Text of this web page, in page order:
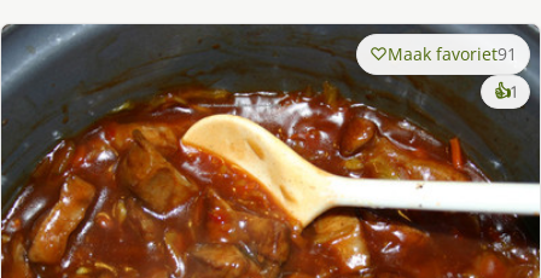
Maak favoriet91
👍1